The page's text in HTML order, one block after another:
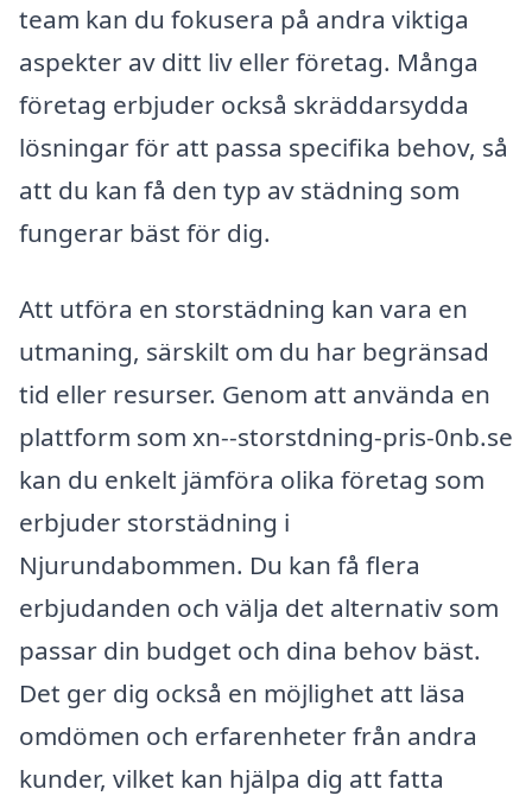
team kan du fokusera på andra viktiga
aspekter av ditt liv eller företag. Många
företag erbjuder också skräddarsydda
lösningar för att passa specifika behov, så
att du kan få den typ av städning som
fungerar bäst för dig.
Att utföra en storstädning kan vara en
utmaning, särskilt om du har begränsad
tid eller resurser. Genom att använda en
plattform som xn--storstdning-pris-0nb.se
kan du enkelt jämföra olika företag som
erbjuder storstädning i
Njurundabommen. Du kan få flera
erbjudanden och välja det alternativ som
passar din budget och dina behov bäst.
Det ger dig också en möjlighet att läsa
omdömen och erfarenheter från andra
kunder, vilket kan hjälpa dig att fatta